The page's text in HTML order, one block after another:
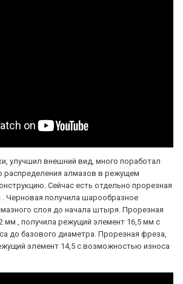
улучшил внешний вид, много поработал
распределения алмазов в режущем
Сейчас есть отдельно прорезная
. Черновая получила шарообразное
слоя до начала штыря. Прорезная
мм , получила режущий элемент 16,5 мм с
до базового диаметра. Прорезная фреза,
элемент 14,5 с возможностью износа